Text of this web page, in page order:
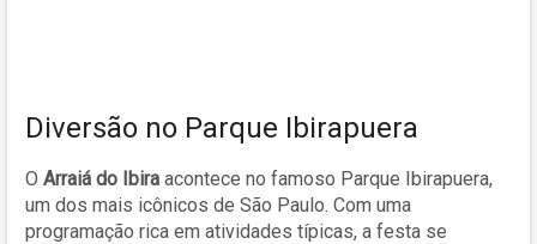
Diversão no Parque Ibirapuera
O Arraiá do Ibira acontece no famoso Parque Ibirapuera,
um dos mais icônicos de São Paulo. Com uma
programação rica em atividades típicas, a festa se